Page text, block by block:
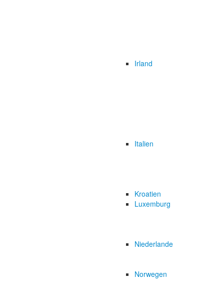
Irland
Italien
Kroatien
Luxemburg
Niederlande
Norwegen